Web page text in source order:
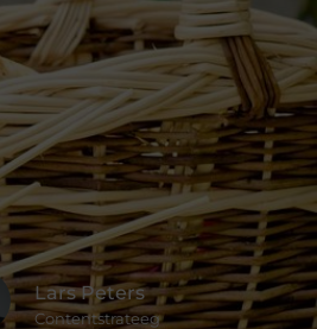
Lars Peters
Contentstrateeg